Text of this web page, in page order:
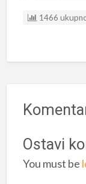
1466
Ostavi
You must be